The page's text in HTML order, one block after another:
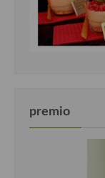
premio